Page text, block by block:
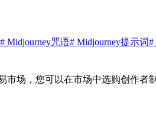
# Midjourney咒语# Midjourney提示词#
场，您可以在市场中选购创作者